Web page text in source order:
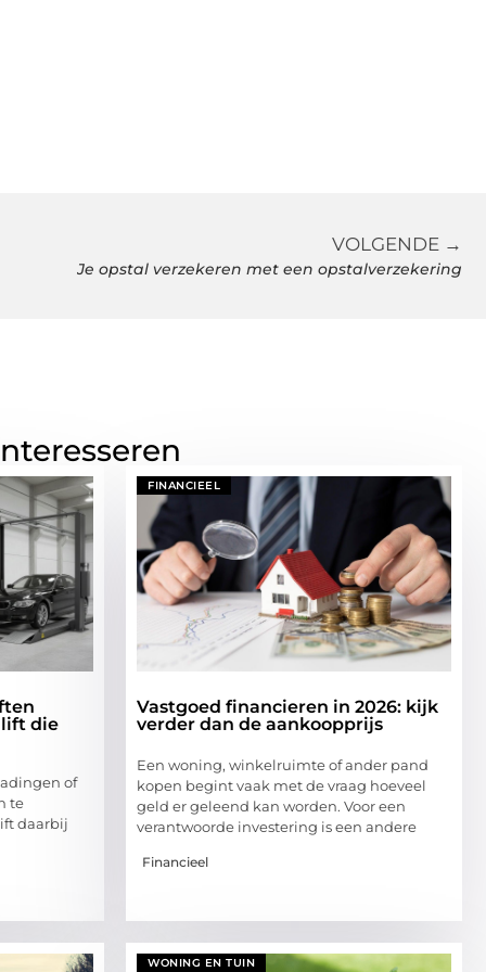
VOLGENDE →
Je opstal verzekeren met een opstalverzekering
lift die
of
te
daarbij
FINANCIEEL
Vastgoed financieren in 2026: kijk
verder dan de aankoopprijs
Een woning, winkelruimte of ander pand
kopen begint vaak met de vraag hoeveel
geld er geleend kan worden. Voor een
verantwoorde investering is een andere
Financieel
WONING EN TUIN